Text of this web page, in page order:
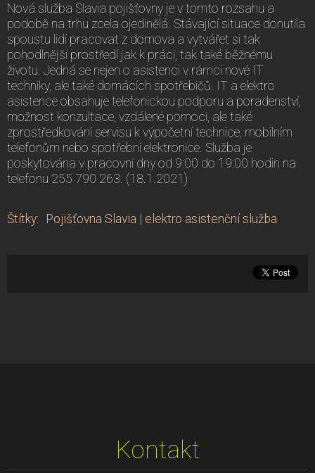
Nová služba Slavia pojišťovny je v tomto rozsahu a
podobě na trhu zcela ojedinělá. Stávající situace donutila
spoustu lidí pracovat z domova a vytvářet si tak
pohodlnější prostředí jak k práci, tak také běžnému
životu. Jedná se nejen o asistenci v rámci nové IT
techniky, ale také domácích spotřebičů. IT a elektro
asistence obsahuje telefonickou podporu a poradenství,
možnost konzultace, vzdálené pomoci, ale také
zprostředkování servisu k výpočetní technice, mobilním
telefonům nebo spotřební elektronice. Služba je
poskytována v pracovní dny od 9:00 do 19:00 hodin na
telefonu 255 790 263. (18.1.2021)
Štítky: Pojišťovna Slavia | elektro asistenční služba
Kontakt